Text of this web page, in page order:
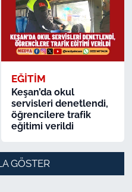
EĞİTİM
Keşan’da okul
servisleri denetlendi,
öğrencilere trafik
eğitimi verildi
GÖSTER